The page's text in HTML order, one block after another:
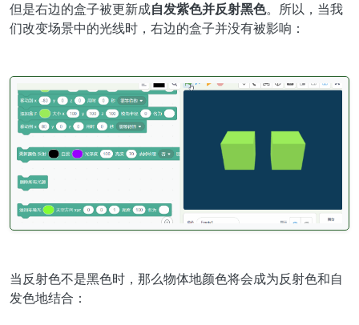
但是右边的盒子被更新成自发紫色并反射黑色。所以，当我
们改变场景中的光线时，右边的盒子并没有被影响：
当反射色不是黑色时，那么物体地颜色将会成为反射色和自
发色地结合：